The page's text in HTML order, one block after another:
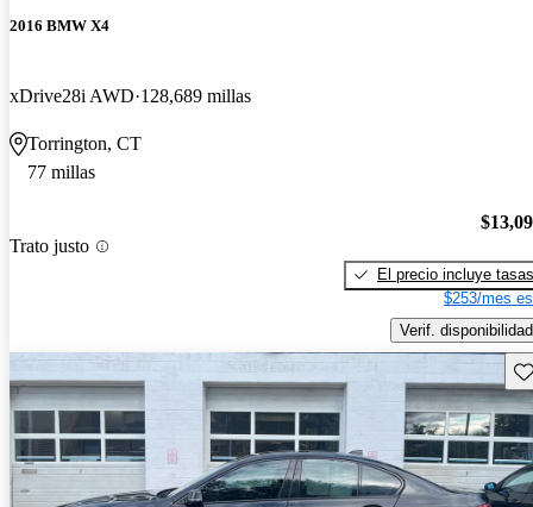
2016 BMW X4
xDrive28i AWD 128,689 millas
Torrington, CT
77 millas
Trato justo
El precio incluye tasas
$253/mes
Verif. disponibilidad